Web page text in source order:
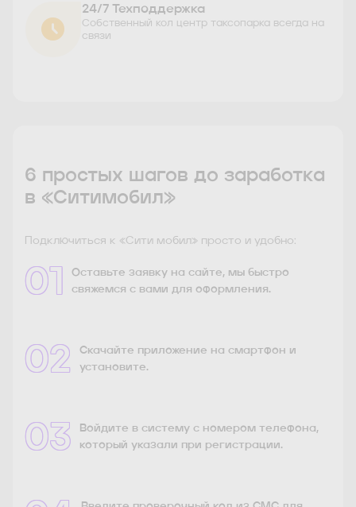
24/7 Техподдержка
Собственный кол центр таксопарка всегда на
связи
6 простых шагов до заработка
в «Ситимобил»
Подключиться к «Сити мобил» просто и удобно:
01
Оставьте заявку на сайте, мы быстро
свяжемся с вами для оформления.
02
Скачайте приложение на смартфон и
установите.
03
Войдите в систему с номером телефона,
который указали при регистрации.